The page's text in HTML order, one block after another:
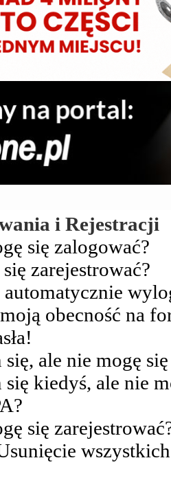
i Rejestracji
się zalogować?
zarejestrować?
automatycznie
obecność na
się, ale nie mogę
się kiedyś, ale nie
się